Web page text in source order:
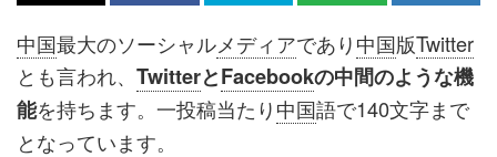
で
記
事
を
で
記
事
を
て
な
ブ
で
記
事
ル
マ
ガ
中国最大のソーシャルメディアであり中国版Twitter
とも言われ、 TwitterとFacebookの中間のような機
能を持ちます。一投稿当たり中国語で140文字まで
となっています。